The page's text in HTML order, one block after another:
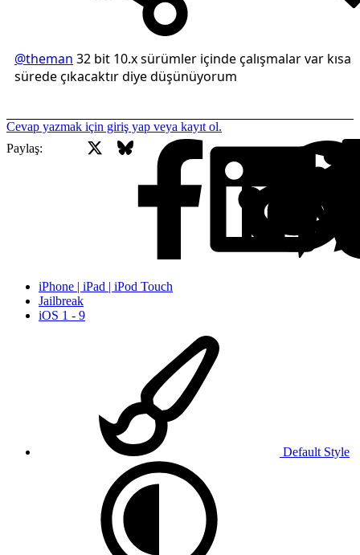
@theman 32 bit 10.x sürümler içinde çalışmalar var kısa
sürede çıkacaktır diye düşünüyorum
Cevap yazmak için giriş yap veya kayıt ol.
Paylaş:
Facebook
Bluesky
iPhone | iPad | iPod Touch
Jailbreak
iOS 1 - 9
Default Style